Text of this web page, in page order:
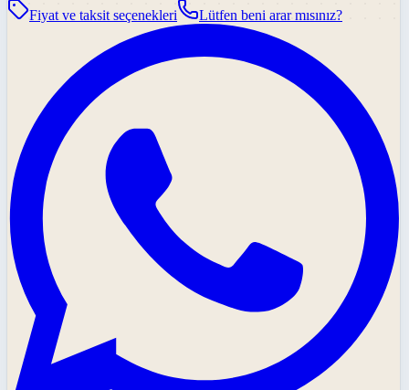
Fiyat ve taksit seçenekleri
Lütfen beni arar mısınız?